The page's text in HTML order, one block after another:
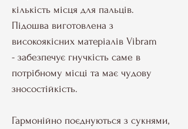
кількість місця для пальців.
Підошва виготовлена з
високоякісних матеріалів Vibram
- забезпечує гнучкість саме в
потрібному місці та має чудову
зносостійкість.
Гармонійно поєднуються з сукнями,